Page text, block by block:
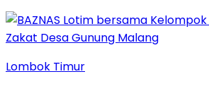
Lombok Timur